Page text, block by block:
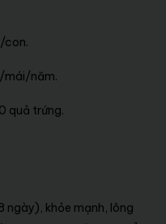
con.
mái/năm.
quả trứng.
ngày), khỏe mạnh, lông